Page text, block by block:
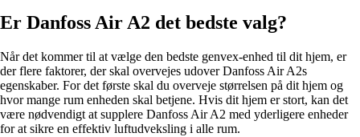
Er Danfoss Air A2 det bedste valg?
Når det kommer til at vælge den bedste genvex-enhed til dit hjem, er
der flere faktorer, der skal overvejes udover Danfoss Air A2s
egenskaber. For det første skal du overveje størrelsen på dit hjem og
hvor mange rum enheden skal betjene. Hvis dit hjem er stort, kan det
være nødvendigt at supplere Danfoss Air A2 med yderligere enheder
for at sikre en effektiv luftudveksling i alle rum.